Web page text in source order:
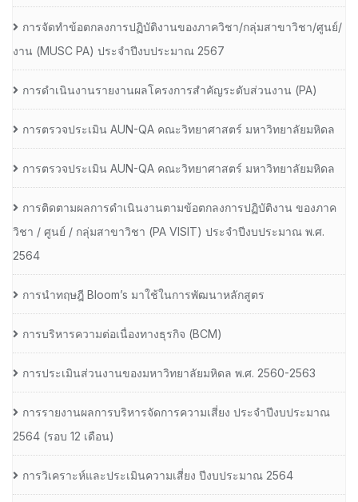
การจัดทำข้อตกลงการปฏิบัติงานของภาควิชา/กลุ่มสาขาวิชา/ศูนย์/
งาน (MUSC PA) ประจำปีงบประมาณ 2567
การดำเนินงานรายงานผลโครงการสำคัญระดับส่วนงาน (PA)
การตรวจประเมิน AUN-QA คณะวิทยาศาสตร์ มหาวิทยาลัยมหิดล
การตรวจประเมิน AUN-QA คณะวิทยาศาสตร์ มหาวิทยาลัยมหิดล
การติดตามผลการดำเนินงานตามข้อตกลงการปฏิบัติงาน ของภาค
วิชา / ศูนย์ / กลุ่มสาขาวิชา (PA VISIT) ประจำปีงบประมาณ พ.ศ.​
2564
การนำทฤษฎี Bloom’s มาใช้ในการพัฒนาหลักสูตร
การบริหารความต่อเนื่องทางธุรกิจ (BCM)
การประเมินส่วนงานของมหาวิทยาลัยมหิดล พ.ศ. 2560-2563
การรายงานผลการบริหารจัดการความเสี่ยง ประจำปีงบประมาณ
2564 (รอบ 12 เดือน)
การวิเคราะห์และประเมินความเสี่ยง ปีงบประมาณ 2564